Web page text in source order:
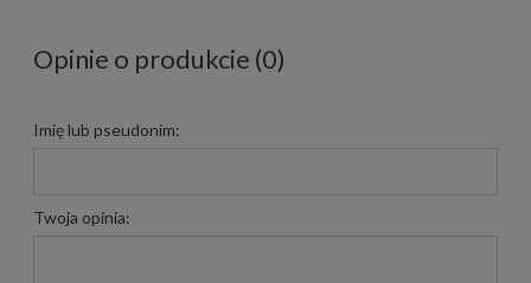
Opinie o produkcie (0)
Imię lub pseudonim:
Twoja opinia: